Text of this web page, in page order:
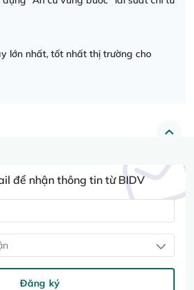
lớn nhất, tốt nhất thị trường cho
để nhận thông tin từ BIDV
Đăng ký